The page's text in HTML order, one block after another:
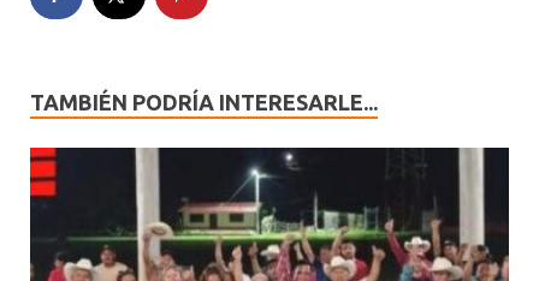
TAMBIÉN PODRÍA INTERESARLE...